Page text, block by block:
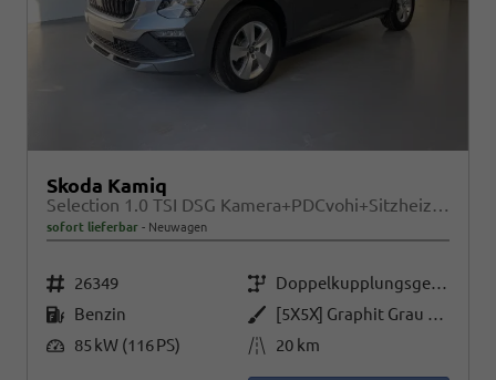
Skoda Kamiq
Selection 1.0 TSI DSG Kamera+PDCvohi+Sitzheizung+AppConnect+Sunset+Alu16
sofort lieferbar Neuwagen
Fahrzeugnr. 26349 Getriebe
Doppelkupplungsgetriebe (DSG)
Kraftstoff Benzin Außenfarbe
[5X5X] Graphit Grau Metallic
Leistung 85 kW (116 PS) Kilometerstand 20 km